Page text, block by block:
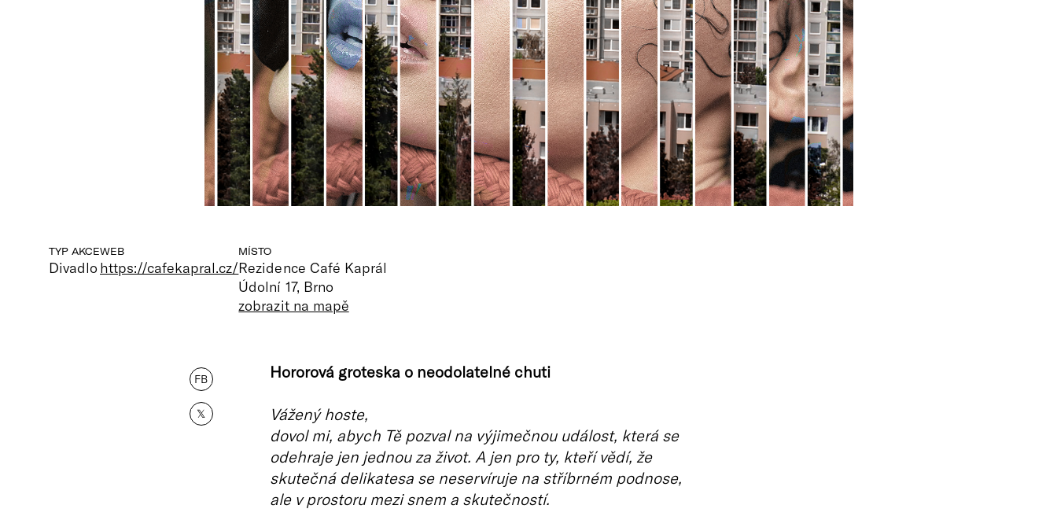
TYP AKCE
Divadlo
WEB
https://cafekapral.cz/
MÍSTO
Rezidence Café Kaprál
Údolní 17, Brno
zobrazit na mapě
FB
𝕏
Hororová groteska o neodolatelné chuti
Vážený hoste,
dovol mi, abych Tě pozval na výjimečnou událost, která se
odehraje jen jednou za život. A jen pro ty, kteří vědí, že
skutečná delikatesa se neservíruje na stříbrném podnose,
ale v prostoru mezi snem a skutečností.